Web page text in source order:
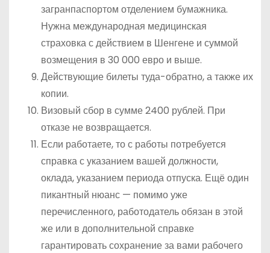
загранпаспортом отделением бумажника.
Нужна международная медицинская
страховка с действием в Шенгене и суммой
возмещения в 30 000 евро и выше.
Действующие билеты туда-обратно, а также их
копии.
Визовый сбор в сумме 2400 рублей. При
отказе не возвращается.
Если работаете, то с работы потребуется
справка с указанием вашей должности,
оклада, указанием периода отпуска. Ещё один
пикантный нюанс — помимо уже
перечисленного, работодатель обязан в этой
же или в дополнительной справке
гарантировать сохранение за вами рабочего